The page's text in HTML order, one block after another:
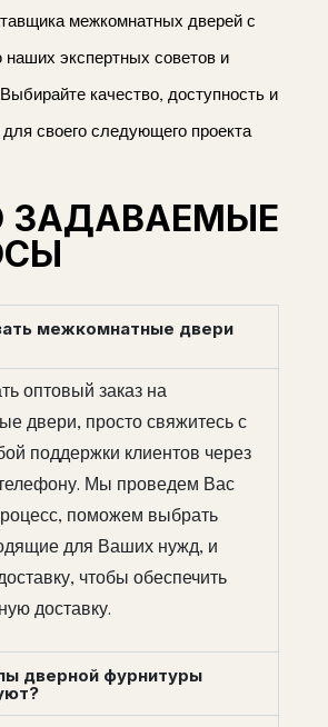
межкомнатных дверей с
экспертных советов и
качество, доступность и
своего следующего проекта
ЗАДАВАЕМЫЕ
межкомнатные двери
оптовый заказ на
двери, просто свяжитесь с
поддержки клиентов через
Мы проведем Вас
поможем выбрать
для Ваших нужд, и
чтобы обеспечить
доставку.
дверной фурнитуры